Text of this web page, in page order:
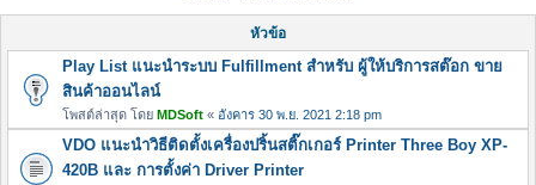
หัวข้อ
Play List แนะนำระบบ Fulfillment สำหรับ ผู้ให้บริการสต๊อก ขาย
สินค้าออนไลน์
โพสต์ล่าสุด โดย MDSoft « อังคาร 30 พ.ย. 2021 2:18 pm
VDO แนะนำวิธีติดตั้งเครื่องปริ้นสติ๊กเกอร์ Printer Three Boy XP-
420B และ การตั้งค่า Driver Printer